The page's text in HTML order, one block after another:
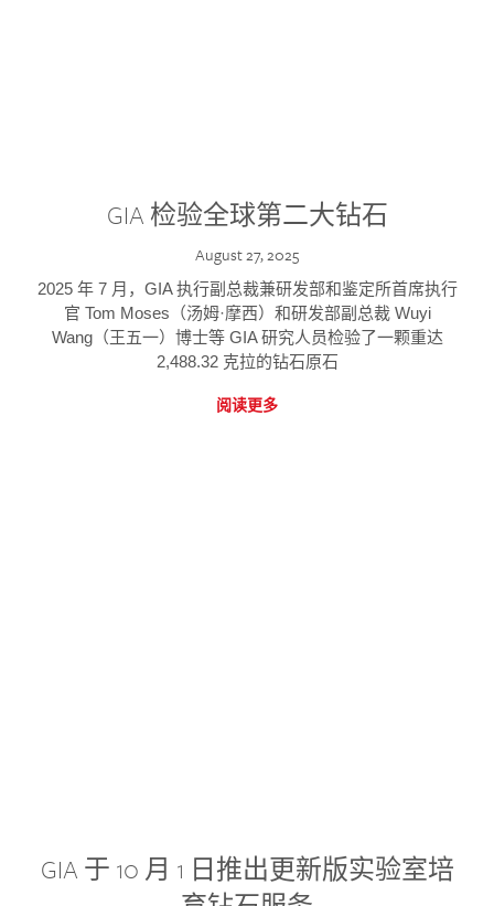
GIA 检验全球第二大钻石
August 27, 2025
2025 年 7 月，GIA 执行副总裁兼研发部和鉴定所首席执行
官 Tom Moses（汤姆·摩西）和研发部副总裁 Wuyi
Wang（王五一）博士等 GIA 研究人员检验了一颗重达
2,488.32 克拉的钻石原石
阅读更多
GIA 于 10 月 1 日推出更新版实验室培